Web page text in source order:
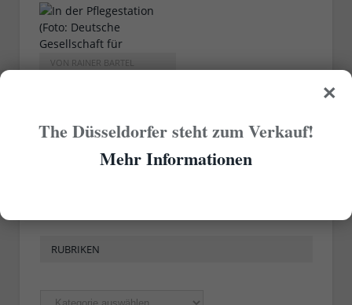
VON RAINER BARTEL
Kommentare sind gesperrt.
RUBRIKEN
Rubriken
×
The Düsseldorfer steht zum Verkauf!
Mehr Informationen